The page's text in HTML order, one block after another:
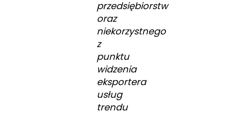
przedsiębiorstw
oraz
niekorzystnego
z
punktu
widzenia
eksportera
usług
trendu